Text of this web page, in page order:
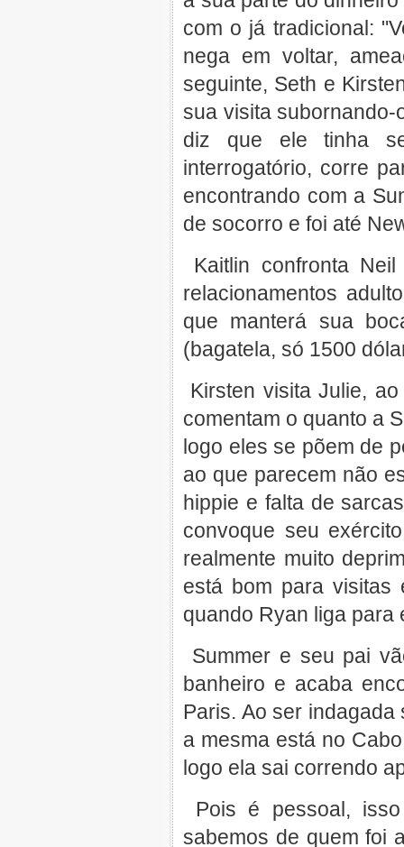
com o já tradicional:
nega em voltar,
seguinte, Seth e
sua visita subornando-
diz que ele tinha
interrogatório, corre
encontrando com a
de socorro e foi até
Kaitlin confronta
relacionamentos
que manterá sua
(bagatela, só 1500
Kirsten visita Julie,
comentam o quanto a
logo eles se põem de
ao que parecem não
hippie e falta de
convoque seu
realmente muito
está bom para visitas
quando Ryan liga para
Summer e seu pai
banheiro e acaba
Paris. Ao ser
a mesma está no
logo ela sai correndo
Pois é pessoal,
sabemos de quem foi